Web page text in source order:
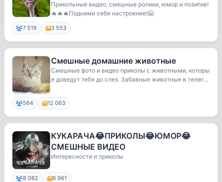
Прикольные видео, смешные ролики, юмор и позитив!
🔥🔥🔥Подними себе настроение!🤗
7 519 3 553
Смешные домашние животные
Смешные фото и видео приколы с животными, которы
е доведут тебя до слез. Забавные животные в телег...
564 12 063
КУКАРАЧА😂ПРИКОЛЫ😂ЮМОР😂
СМЕШНЫЕ ВИДЕО
Интересности и приколы
8 082 6 961